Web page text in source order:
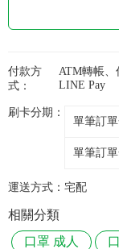
付款方
式：
ATM轉帳、
LINE Pay
刷卡分期：
單筆訂
單筆訂
運送方式： 宅配
相關分類
口罩 成人